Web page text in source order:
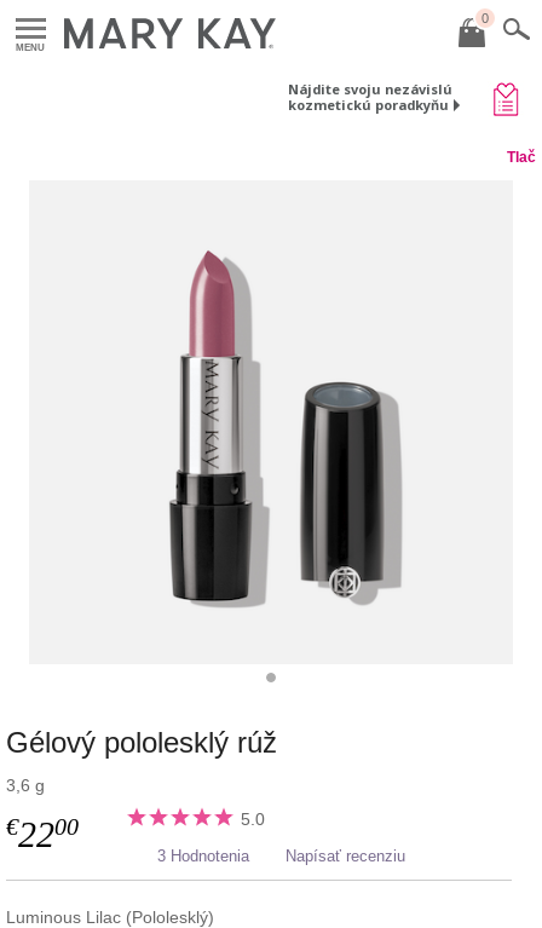
MENU
0
Nájdite svoju nezávislú
kozmetickú poradkyňu
Tlač
Gélový pololesklý rúž
3,6 g
€2200 5.0
3 Hodnotenia Napísať recenziu
Luminous Lilac (Pololesklý)